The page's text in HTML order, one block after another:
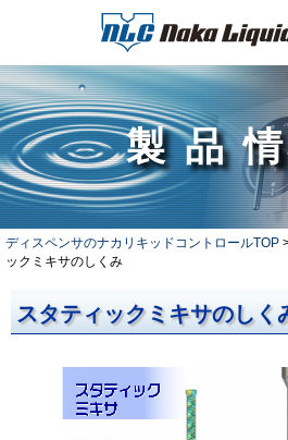
製品
ディスペンサのナカリキッドコントロールTOP
ックミキサのしくみ
スタティックミキサのしく